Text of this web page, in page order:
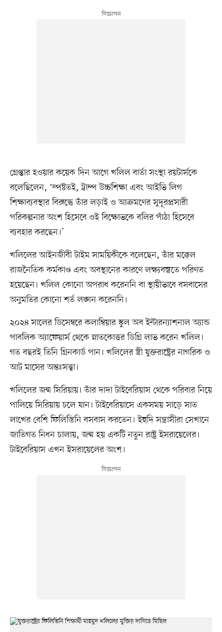
গ্রেপ্তার হওয়ার কয়েক দিন আগে খলিল বার্তা সংস্থা রয়টার্সকে
বলেছিলেন, ‘স্পষ্টতই, ট্রাম্প উচ্চশিক্ষা এবং আইভি লিগ
শিক্ষাব্যবস্থার বিরুদ্ধে তাঁর লড়াই ও আক্রমণের সুদূরপ্রসারী
পরিকল্পনার অংশ হিসেবে ওই বিক্ষোভকে বলির পাঁঠা হিসেবে
ব্যবহার করছেন।’
খলিলের আইনজীবী টাইম সাময়িকীকে বলেছেন, তাঁর মক্কেল
রাজনৈতিক কর্মকাণ্ড এবং অবস্থানের কারণে লক্ষ্যবস্তুতে পরিণত
হয়েছেন। খলিল কোনো অপরাধ করেননি বা স্থায়ীভাবে বসবাসের
অনুমতির কোনো শর্ত লঙ্ঘন করেননি।
২০২৪ সালের ডিসেম্বরে কলাম্বিয়ার স্কুল অব ইন্টারন্যাশনাল অ্যান্ড
পাবলিক অ্যাফেয়ার্স থেকে স্নাতকোত্তর ডিগ্রি লাভ করেন খলিল।
গত বছরই তিনি গ্রিনকার্ড পান। খলিলের স্ত্রী যুক্তরাষ্ট্রের নাগরিক ও
আট মাসের অন্তঃসত্ত্বা।
খলিলের জন্ম সিরিয়ায়। তাঁর দাদা টাইবেরিয়াস থেকে পরিবার নিয়ে
পালিয়ে সিরিয়ায় চলে যান। টাইবেরিয়াসে একসময় সাড়ে সাত
লাখের বেশি ফিলিস্তিনি বসবাস করতেন। ইহুদি সন্ত্রাসীরা সেখানে
জাতিগত নিধন চালায়, জন্ম হয় একটি নতুন রাষ্ট্র ইসরায়েলের।
টাইবেরিয়াস এখন ইসরায়েলের অংশ।